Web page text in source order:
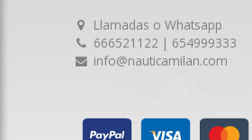
Llamadas o Whatsapp
666521122 | 654999333
info@nauticamilan.com